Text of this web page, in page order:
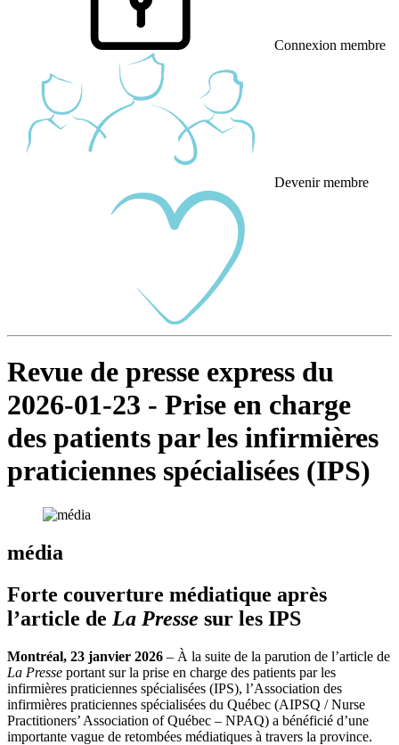
Connexion membre
Devenir membre
Revue de presse express du
2026-01-23 - Prise en charge
des patients par les infirmières
praticiennes spécialisées (IPS)
média
Forte couverture médiatique après
l’article de La Presse sur les IPS
Montréal, 23 janvier 2026 – À la suite de la parution de l’article de
La Presse portant sur la prise en charge des patients par les
infirmières praticiennes spécialisées (IPS), l’Association des
infirmières praticiennes spécialisées du Québec (AIPSQ / Nurse
Practitioners’ Association of Québec – NPAQ) a bénéficié d’une
importante vague de retombées médiatiques à travers la province.